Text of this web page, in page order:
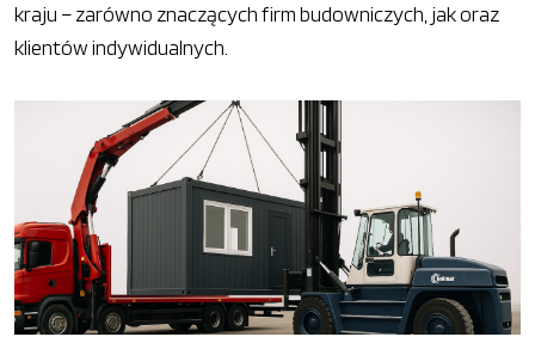
kraju – zarówno znaczących firm budowniczych, jak oraz
klientów indywidualnych.